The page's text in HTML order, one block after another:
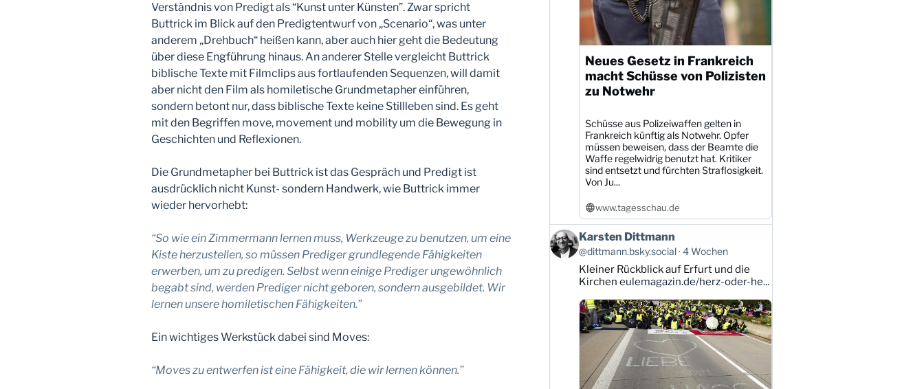
Verständnis von Predigt als “Kunst unter Künsten”. Zwar spricht
Buttrick im Blick auf den Predigtentwurf von „Scenario“, was unter
anderem „Drehbuch“ heißen kann, aber auch hier geht die Bedeutung
über diese Engführung hinaus. An anderer Stelle vergleicht Buttrick
biblische Texte mit Filmclips aus fortlaufenden Sequenzen, will damit
aber nicht den Film als homiletische Grundmetapher einführen,
sondern betont nur, dass biblische Texte keine Stillleben sind. Es geht
mit den Begriffen move, movement und mobility um die Bewegung in
Geschichten und Reflexionen.
Die Grundmetapher bei Buttrick ist das Gespräch und Predigt ist
ausdrücklich nicht Kunst- sondern Handwerk, wie Buttrick immer
wieder hervorhebt:
“So wie ein Zimmermann lernen muss, Werkzeuge zu benutzen, um eine
Kiste herzustellen, so müssen Prediger grundlegende Fähigkeiten
erwerben, um zu predigen. Selbst wenn einige Prediger ungewöhnlich
begabt sind, werden Prediger nicht geboren, sondern ausgebildet. Wir
lernen unsere homiletischen Fähigkeiten.”
Ein wichtiges Werkstück dabei sind Moves:
“Moves zu entwerfen ist eine Fähigkeit, die wir lernen können.”
Neues Gesetz in Frankreich
macht Schüsse von Polizisten
zu Notwehr
Schüsse aus Polizeiwaffen gelten in
Frankreich künftig als Notwehr. Opfer
müssen beweisen, dass der Beamte die
Waffe regelwidrig benutzt hat. Kritiker
sind entsetzt und fürchten Straflosigkeit.
Von Ju...
www.tagesschau.de
Beitrag
von
Karsten
Dittmann
ansehen
Karsten Dittmann
@dittmann.bsky.social 4 Wochen
Kleiner Rückblick auf Erfurt und die
Kirchen eulemagazin.de/herz-oder-he...